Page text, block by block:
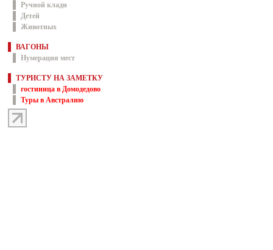
Ручной клади
Детей
Животных
ВАГОНЫ
Нумерация мест
ТУРИСТУ НА ЗАМЕТКУ
гостиница в Домодедово
Туры в Австралию